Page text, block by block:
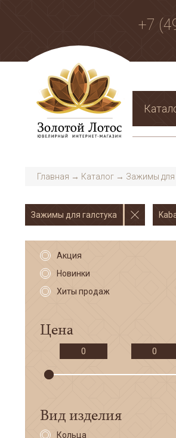
+7
Главная → Каталог → Зажимы для
Зажимы для галстука
Акция
Новинки
Хиты продаж
Цена
Вид изделия
Кольца